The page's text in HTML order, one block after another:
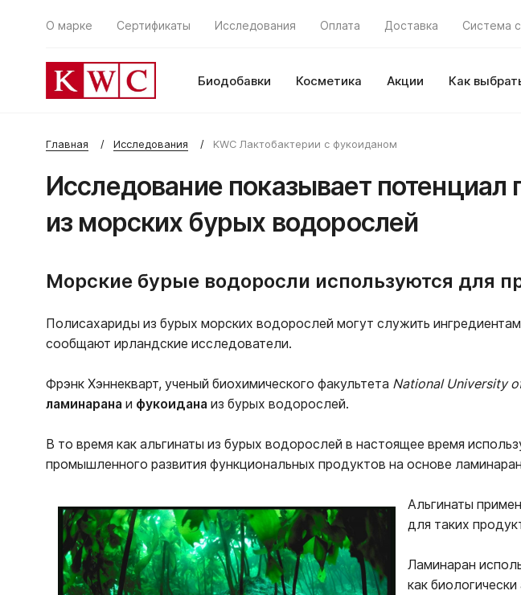
О марке Сертификаты Исследования Оплата Доставка Система
Биодобавки Косметика Акции Как
Главная Исследования KWC Лактобактерии с фукоиданом
Исследование показывает потенциал
из морских бурых водорослей
Морские бурые водоросли используются для
Полисахариды из бурых морских водорослей могут служить
сообщают ирландские исследователи.
Фрэнк Хэннекварт, ученый биохимического факультета National University
ламинарана и фукоидана из бурых водорослей.
В то время как альгинаты из бурых водорослей в настоящее время
промышленного развития функциональных продуктов на основе
Альгинаты
для таких
Ламинаран
как